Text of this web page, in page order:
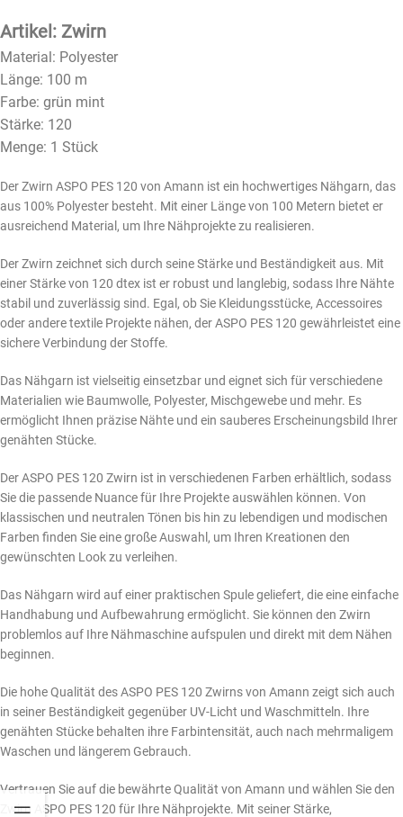
Artikel: Zwirn
Material: Polyester
Länge: 100 m
Farbe: grün mint
Stärke: 120
Menge: 1 Stück
Der Zwirn ASPO PES 120 von Amann ist ein hochwertiges Nähgarn, das
aus 100% Polyester besteht. Mit einer Länge von 100 Metern bietet er
ausreichend Material, um Ihre Nähprojekte zu realisieren.
Der Zwirn zeichnet sich durch seine Stärke und Beständigkeit aus. Mit
einer Stärke von 120 dtex ist er robust und langlebig, sodass Ihre Nähte
stabil und zuverlässig sind. Egal, ob Sie Kleidungsstücke, Accessoires
oder andere textile Projekte nähen, der ASPO PES 120 gewährleistet eine
sichere Verbindung der Stoffe.
Das Nähgarn ist vielseitig einsetzbar und eignet sich für verschiedene
Materialien wie Baumwolle, Polyester, Mischgewebe und mehr. Es
ermöglicht Ihnen präzise Nähte und ein sauberes Erscheinungsbild Ihrer
genähten Stücke.
Der ASPO PES 120 Zwirn ist in verschiedenen Farben erhältlich, sodass
Sie die passende Nuance für Ihre Projekte auswählen können. Von
klassischen und neutralen Tönen bis hin zu lebendigen und modischen
Farben finden Sie eine große Auswahl, um Ihren Kreationen den
gewünschten Look zu verleihen.
Das Nähgarn wird auf einer praktischen Spule geliefert, die eine einfache
Handhabung und Aufbewahrung ermöglicht. Sie können den Zwirn
problemlos auf Ihre Nähmaschine aufspulen und direkt mit dem Nähen
beginnen.
Die hohe Qualität des ASPO PES 120 Zwirns von Amann zeigt sich auch
in seiner Beständigkeit gegenüber UV-Licht und Waschmitteln. Ihre
genähten Stücke behalten ihre Farbintensität, auch nach mehrmaligem
Waschen und längerem Gebrauch.
Vertrauen Sie auf die bewährte Qualität von Amann und wählen Sie den
Zwirn ASPO PES 120 für Ihre Nähprojekte. Mit seiner Stärke,